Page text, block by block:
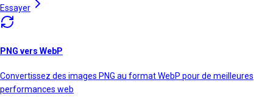
Essayer
PNG vers WebP
Convertissez des images PNG au format WebP pour de meilleures
performances web